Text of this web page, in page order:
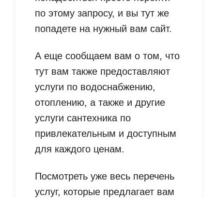
по этому запросу, и вы тут же
попадете на нужный вам сайт.
А еще сообщаем вам о том, что
тут вам также предоставляют
услуги по водоснабжению,
отоплению, а также и другие
услуги сантехника по
привлекательным и доступным
для каждого ценам.
Посмотреть уже весь перечень
услуг, которые предлагает вам